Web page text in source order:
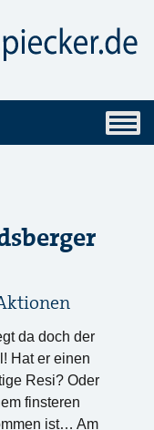
da doch der
Hat er einen
Resi? Oder
finsteren
ist… Am